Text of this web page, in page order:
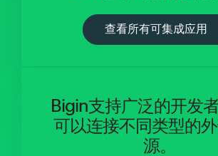
查看所有可集成应用
Bigin支持广泛的开发
可以连接不同类型的
源。